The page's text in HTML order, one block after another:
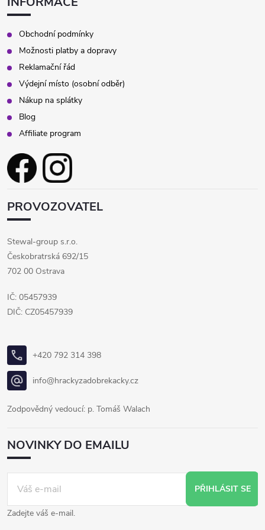
y
v
ý
p
i
s
u
Obchodní podmínky
Možnosti platby a dopravy
Reklamační řád
Výdejní místo (osobní odběr)
Nákup na splátky
Blog
Affiliate program
PROVOZOVATEL
Stewal-group s.r.o.
Českobratrská 692/15
702 00 Ostrava
IČ: 05457939
DIČ: CZ05457939
+420 792 314 398
info@hrackyzadobrekacky.cz
Zodpovědný vedoucí: p. Tomáš Walach
NOVINKY DO EMAILU
PŘIHLÁSIT SE
Zadejte váš e-mail.